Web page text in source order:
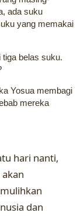
ada suku
yang memakai
belas suku.
Yosua membagi
mereka
hari nanti,
akan
dan